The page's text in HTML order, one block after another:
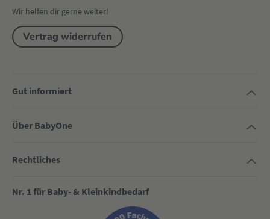
Wir helfen dir gerne weiter!
Vertrag widerrufen
Gut informiert
Über BabyOne
Rechtliches
Nr. 1 für Baby- & Kleinkindbedarf